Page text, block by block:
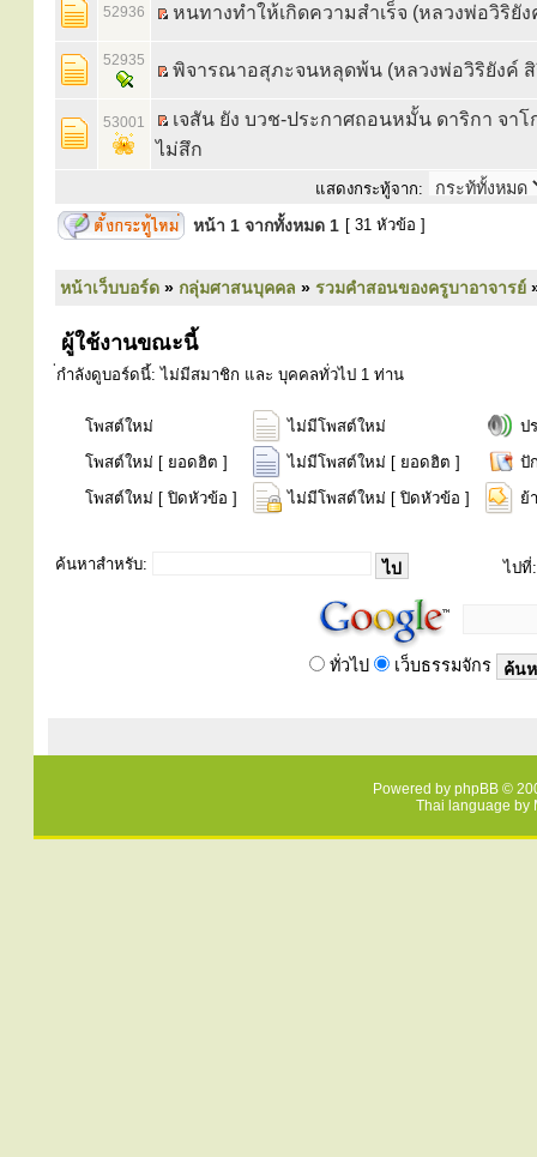
52936 หนทางทำให้เกิดความสำเร็จ (หลวงพ่อวิริยั
52935 พิจารณาอสุภะจนหลุดพ้น (หลวงพ่อวิริยังค์
53001
เจสัน ยัง บวช-ประกาศถอนหมั้น ดาริกา จา
ไม่สึก
แสดงกระทู้จาก:
หน้า 1 จากทั้งหมด 1 [ 31 หัวข้อ ]
หน้าเว็บบอร์ด » กลุ่มศาสนบุคคล » รวมคำสอนของครูบาอาจารย์
ผู้ใช้งานขณะนี้
่กำลังดูบอร์ดนี้: ไม่มีสมาชิก และ บุคคลทั่วไป 1 ท่าน
โพสต์ใหม่ ไม่มีโพสต์ใหม่
ป
โพสต์ใหม่ [ ยอดฮิต ]
ไม่มีโพสต์ใหม่ [ ยอดฮิต ]
ปั
โพสต์ใหม่ [ ปิดหัวข้อ ]
ไม่มีโพสต์ใหม่ [ ปิดหัวข้อ ] ย้
ค้นหาสำหรับ: ไปที่:
ทั่วไป เว็บธรรมจักร
Powered by phpBB ©
Thai language by